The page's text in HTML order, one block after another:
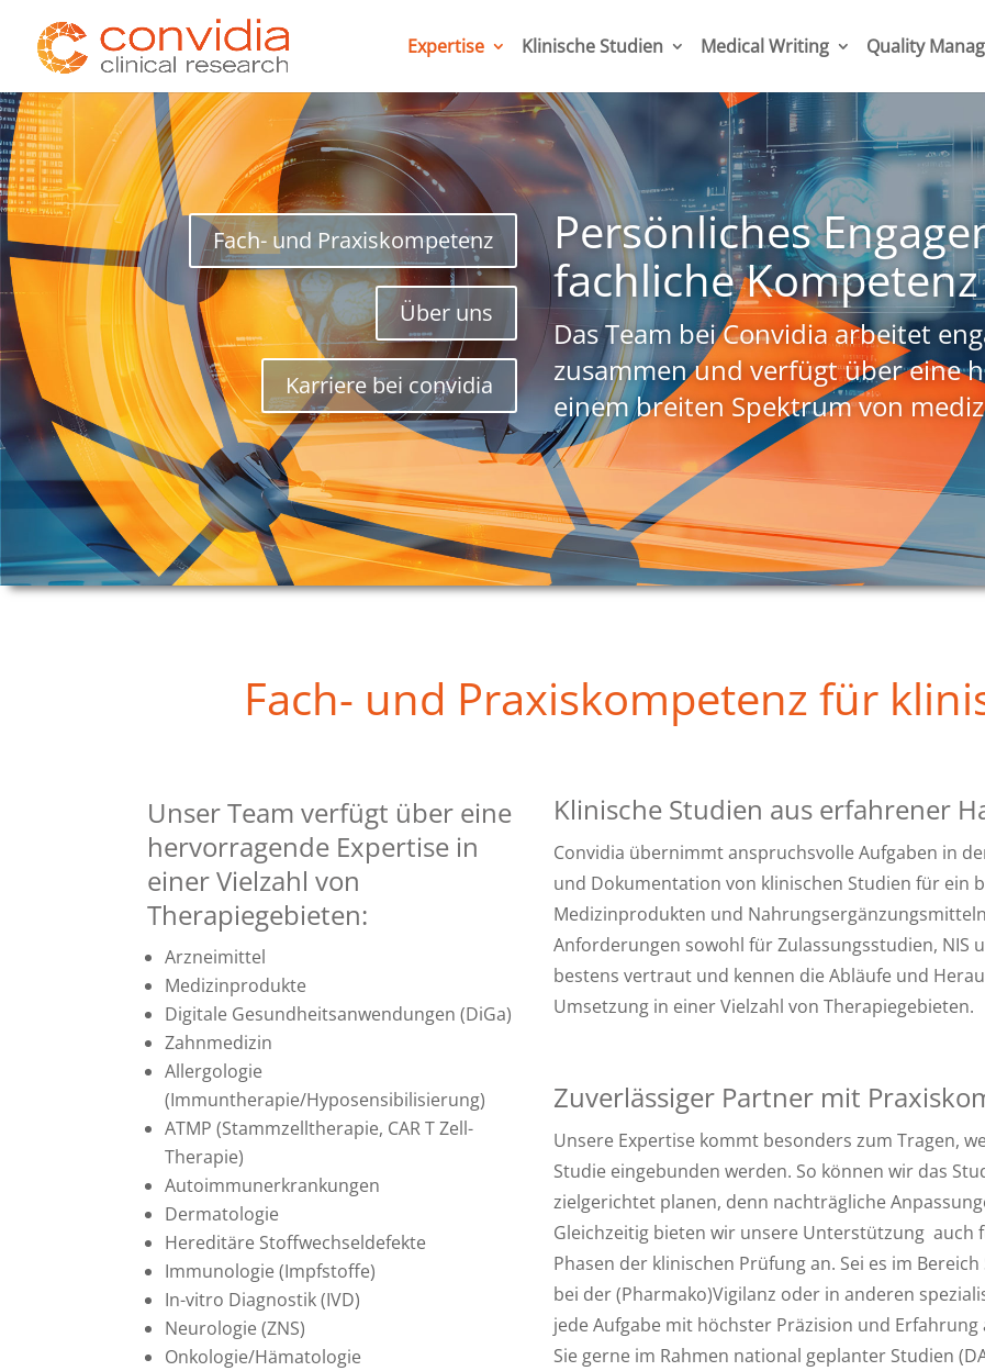
Expertise Klinische Studien Medical Writing Quality
Fach- und Praxiskompetenz
Über uns
Karriere bei convidia
Persönliches
fachliche
Das Team bei Convidia arbeitet
zusammen und verfügt über eine
einem breiten Spektrum von
Fach- und Praxiskompetenz für
Unser Team verfügt über eine
hervorragende Expertise in
einer Vielzahl von
Therapiegebieten:
Arzneimittel
Medizinprodukte
Digitale Gesundheitsanwendungen (DiGa)
Zahnmedizin
Allergologie
(Immuntherapie/Hyposensibilisierung)
ATMP (Stammzelltherapie, CAR T Zell-
Therapie)
Autoimmunerkrankungen
Dermatologie
Hereditäre Stoffwechseldefekte
Immunologie (Impfstoffe)
In-vitro Diagnostik (IVD)
Neurologie (ZNS)
Onkologie/Hämatologie
Klinische Studien aus erfahrener
Convidia übernimmt anspruchsvolle Aufgaben in
und Dokumentation von klinischen Studien für ein
Medizinprodukten und
Anforderungen sowohl für Zulassungsstudien, NIS
bestens vertraut und kennen die Abläufe und
Umsetzung in einer Vielzahl von Therapiegebieten.
Zuverlässiger Partner mit
Unsere Expertise kommt besonders zum Tragen,
Studie eingebunden werden. So können wir das
zielgerichtet planen, denn nachträgliche
Gleichzeitig bieten wir unsere Unterstützung auch
Phasen der klinischen Prüfung an. Sei es im
bei der(Pharmako)Vigilanz oder in anderen
jede Aufgabe mit höchster Präzision und
Sie gerne im Rahmen national geplanter Studien